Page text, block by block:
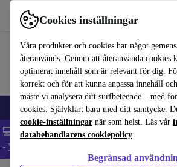
Cookies inställningar
Våra produkter och cookies har något
återanvänds. Genom att återanvända cookies
optimerat innehåll som är relevant för dig.
korrekt och för att kunna anpassa innehåll
måste vi analysera ditt surfbeteende – med
cookies. Självklart bara med ditt samtycke.
cookie-inställningar när som helst. Läs vår
databehandlarens cookiepolicy.
Begränsad
Använd refurbed snabbt och enkelt
🎒 Back to school Mobiltelefoner Bärbara
💻 Extra 5% rabatt på alla MacBooks och
- Villkor